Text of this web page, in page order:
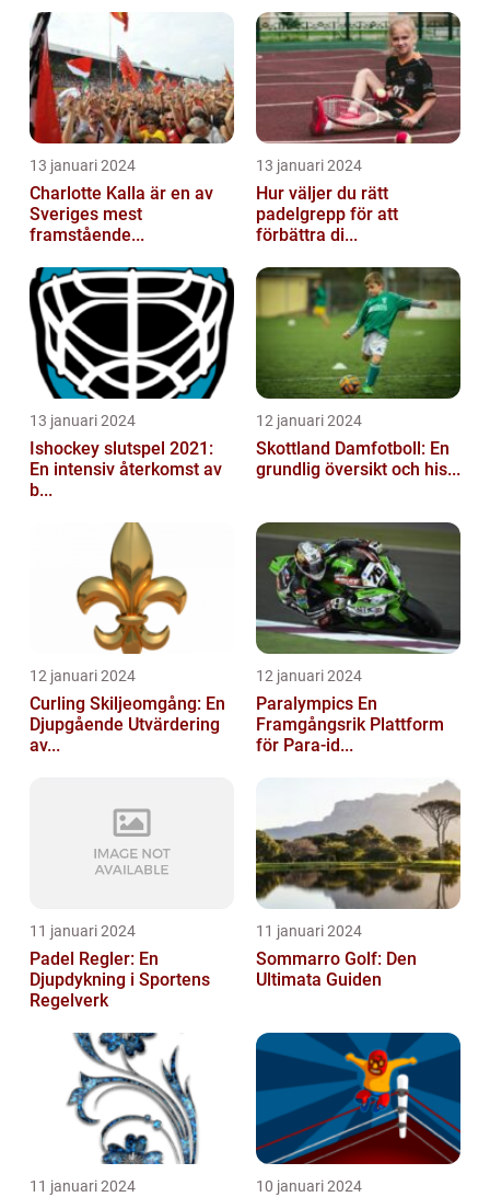
13 januari 2024
Charlotte Kalla är en av
Sveriges mest
framstående...
13 januari 2024
Hur väljer du rätt
padelgrepp för att
förbättra di...
13 januari 2024
Ishockey slutspel 2021:
En intensiv återkomst av
b...
12 januari 2024
Skottland Damfotboll: En
grundlig översikt och his...
12 januari 2024
Curling Skiljeomgång: En
Djupgående Utvärdering
av...
12 januari 2024
Paralympics En
Framgångsrik Plattform
för Para-id...
11 januari 2024
Padel Regler: En
Djupdykning i Sportens
Regelverk
11 januari 2024
Sommarro Golf: Den
Ultimata Guiden
11 januari 2024 10 januari 2024